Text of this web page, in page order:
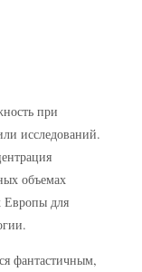
при
исследований.
объемах
Европы для
фантастичным,